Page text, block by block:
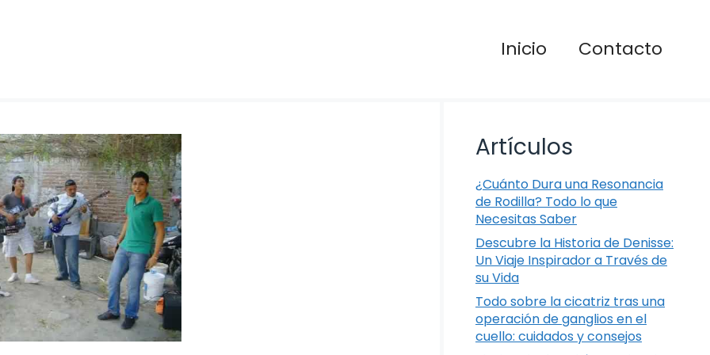
Inicio Contacto
Artículos
¿Cuánto Dura una Resonancia
de Rodilla? Todo lo que
Necesitas Saber
Descubre la Historia de Denisse:
Un Viaje Inspirador a Través de
su Vida
Todo sobre la cicatriz tras una
operación de ganglios en el
cuello: cuidados y consejos